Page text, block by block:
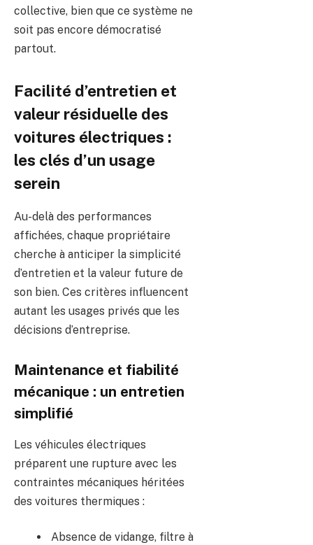
collective, bien que ce système ne
soit pas encore démocratisé
partout.
Facilité d’entretien et
valeur résiduelle des
voitures électriques :
les clés d’un usage
serein
Au-delà des performances
affichées, chaque propriétaire
cherche à anticiper la simplicité
d’entretien et la valeur future de
son bien. Ces critères influencent
autant les usages privés que les
décisions d’entreprise.
Maintenance et fiabilité
mécanique : un entretien
simplifié
Les véhicules électriques
préparent une rupture avec les
contraintes mécaniques héritées
des voitures thermiques :
Absence de vidange, filtre à